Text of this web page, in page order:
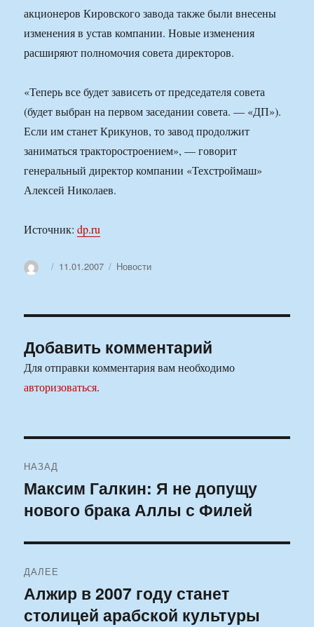
акционеров Кировского завода также были внесены
изменения в устав компании. Новые изменения
расширяют полномочия совета директоров.
«Теперь все будет зависеть от председателя совета
(будет выбран на первом заседании совета. — «ДП»).
Если им станет Крикунов, то завод продолжит
заниматься тракторостроением», — говорит
генеральный директор компании «Техстроймаш»
Алексей Николаев.
Источник:dp.ru
АвторОпубликовано
11.01.2007 Рубрики
Новости
Добавить комментарий
Для отправки комментария вам необходимо
авторизоваться.
по
записям
НАЗАД
Предыдущая
запись:
Максим Галкин: Я не допущу
нового брака Аллы с Филей
ДАЛЕЕ
Следующая
запись:
Алжир в 2007 году станет
столицей арабской культуры